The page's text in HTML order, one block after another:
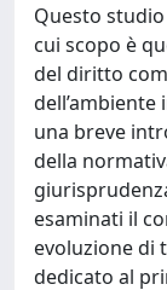
Questo
cui scopo è
del diritto
una breve
della
esaminati il
evoluzione di
dedicato al